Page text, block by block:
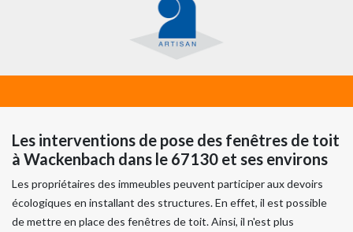
Les interventions de pose des fenêtres de toit
à Wackenbach dans le 67130 et ses environs
Les propriétaires des immeubles peuvent participer aux devoirs
écologiques en installant des structures. En effet, il est possible
de mettre en place des fenêtres de toit. Ainsi, il n'est plus